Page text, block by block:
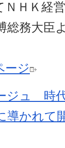
ＮＨＫ経
総務大臣
ージ
ジュ 時
かれて